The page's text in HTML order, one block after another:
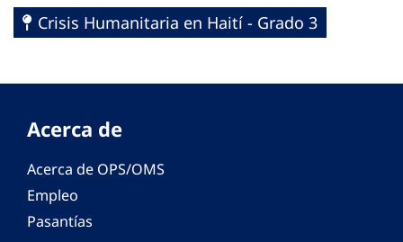
Crisis Humanitaria en Haití - Grado 3
Acerca de
Acerca de OPS/OMS
Empleo
Pasantías